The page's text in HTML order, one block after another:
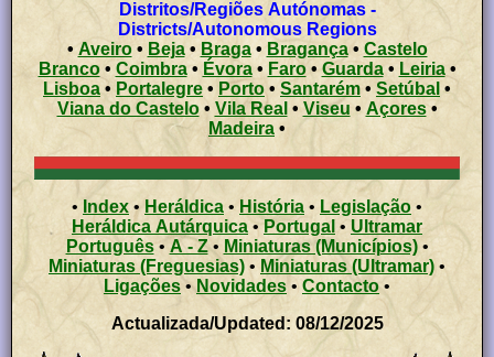
Distritos/Regiões Autónomas -
Districts/Autonomous Regions
•Aveiro• Beja• Braga• Bragança• Castelo
Branco• Coimbra• Évora• Faro• Guarda• Leiria•
Lisboa• Portalegre • Porto • Santarém • Setúbal •
Viana do Castelo• Vila Real • Viseu • Açores •
Madeira •
• Index • Heráldica • História • Legislação •
Heráldica Autárquica•Portugal • Ultramar
Português• A - Z• Miniaturas (Municípios)•
Miniaturas (Freguesias) • Miniaturas (Ultramar) •
Ligações • Novidades •Contacto•
Actualizada/Updated: 08/12/2025